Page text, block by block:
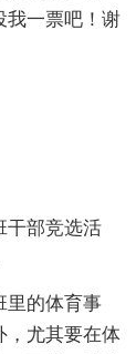
我一票吧！谢
干部竞选活
里的体育事
，尤其要在体